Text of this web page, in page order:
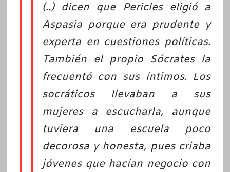
(..) dicen que Pericles eligió a
Aspasia porque era prudente y
experta en cuestiones políticas.
También el propio Sócrates la
frecuentó con sus íntimos. Los
socráticos llevaban a sus
mujeres a escucharla, aunque
tuviera una escuela poco
decorosa y honesta, pues criaba
jóvenes que hacían negocio con